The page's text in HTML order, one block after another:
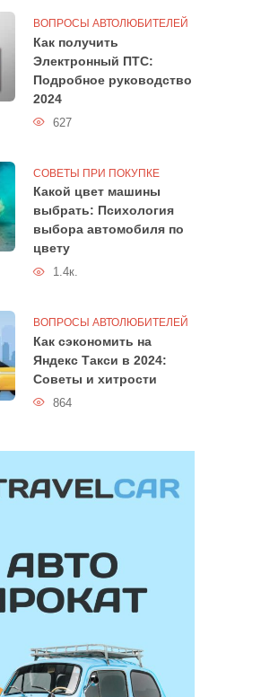
ВОПРОСЫ АВТОЛЮБИТЕЛЕЙ
Как получить
Электронный ПТС:
Подробное руководство
2024
627
СОВЕТЫ ПРИ ПОКУПКЕ
Какой цвет машины
выбрать: Психология
выбора автомобиля по
цвету
1.4к.
ВОПРОСЫ АВТОЛЮБИТЕЛЕЙ
Как сэкономить на
Яндекс Такси в 2024:
Советы и хитрости
864